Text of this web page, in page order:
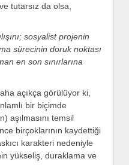
tutarsız da olsa,
sosyalist projenin
sürecinin doruk noktası
en son sınırlarına
açıkça görülüyor ki,
bir biçimde
aşılmasını temsil
birçoklarının kaydettiği
karakteri nedeniyle
yükseliş, duraklama ve